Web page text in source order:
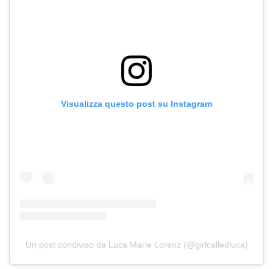
Visualizza questo post su Instagram
Un post condiviso da Luca Marie Lorenz (@girlcalledluca)